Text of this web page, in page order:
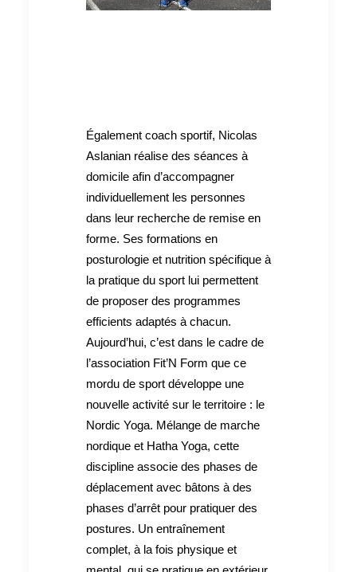
Également coach sportif, Nicolas
Aslanian réalise des séances à
domicile afin d’accompagner
individuellement les personnes
dans leur recherche de remise en
forme. Ses formations en
posturologie et nutrition spécifique à
la pratique du sport lui permettent
de proposer des programmes
efficients adaptés à chacun.
Aujourd’hui, c’est dans le cadre de
l’association Fit’N Form que ce
mordu de sport développe une
nouvelle activité sur le territoire : le
Nordic Yoga. Mélange de marche
nordique et Hatha Yoga, cette
discipline associe des phases de
déplacement avec bâtons à des
phases d’arrêt pour pratiquer des
postures. Un entraînement
complet, à la fois physique et